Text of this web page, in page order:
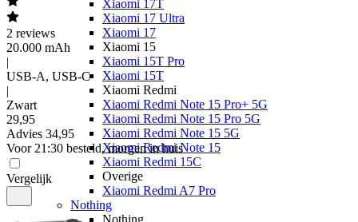
Xiaomi 17T
Xiaomi 17 Ultra
Xiaomi 17
Xiaomi 15
Xiaomi 15T Pro
Xiaomi 15T
Xiaomi Redmi
Xiaomi Redmi Note 15 Pro+ 5G
Xiaomi Redmi Note 15 Pro 5G
Xiaomi Redmi Note 15 5G
Xiaomi Redmi Note 15
Xiaomi Redmi 15C
Overige
Xiaomi Redmi A7 Pro
Nothing
Nothing
2 reviews
20.000 mAh
|
USB-A, USB-C
|
Zwart
29,95
Advies 34,95
Voor 21:30 besteld, morgen in huis
Vergelijk